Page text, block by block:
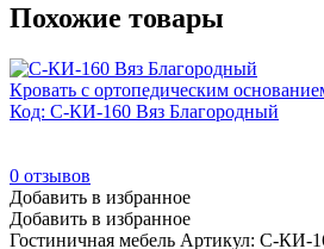
Похожие товары
Кровать с ортопедическим
Код: С-КИ-160 Вяз Благородный
0 отзывов
Добавить в избранное
Добавить в избранное
Гостиничная мебель Артикул: С-КИ-